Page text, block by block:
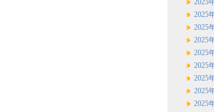
2025
2025
2025
2025
2025
2025
2025
2025
2025